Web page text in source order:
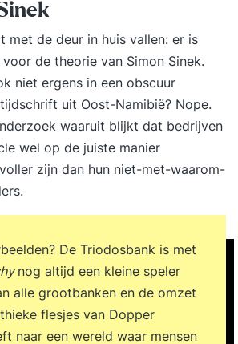
met de deur in huis vallen: er is
de theorie van Simon Sinek.
niet ergens in een obscuur
uit Oost-Namibië? Nope.
waaruit blijkt dat bedrijven
wel op de juiste manier
zijn dan hun niet-met-waarom-
De Triodosbank is met
nog altijd een kleine speler
alle grootbanken en de omzet
flesjes van Dopper
naar een wereld waar mensen